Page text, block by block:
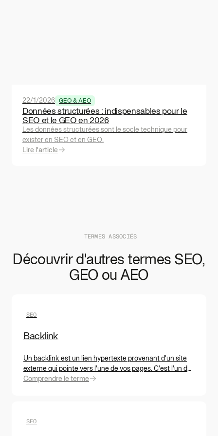
22/1/2026 GEO & AEO
Données structurées : indispensables pour le
SEO et le GEO en 2026
Les données structurées sont le socle technique pour
exister en SEO et en GEO.
Lire l'article
TERMES ASSOCIÉS
Découvrir d'autres termes SEO,
GEO ou AEO
SEO
Backlink
Un backlink est un lien hypertexte provenant d'un site
externe qui pointe vers l'une de vos pages. C'est l'un des
facteurs de classement les plus stables dans l'histoire
Comprendre le terme
SEO